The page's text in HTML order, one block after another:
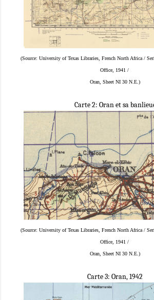
(Source: University of Texas Libraries, French North Africa /
Office, 1941 /
Oran, Sheet NI 30 N.E.)
Carte 2: Oran et sa
(Source: University of Texas Libraries, French North Africa /
Office, 1941 /
Oran, Sheet NI 30 N.E.)
Carte 3: Oran, 1942